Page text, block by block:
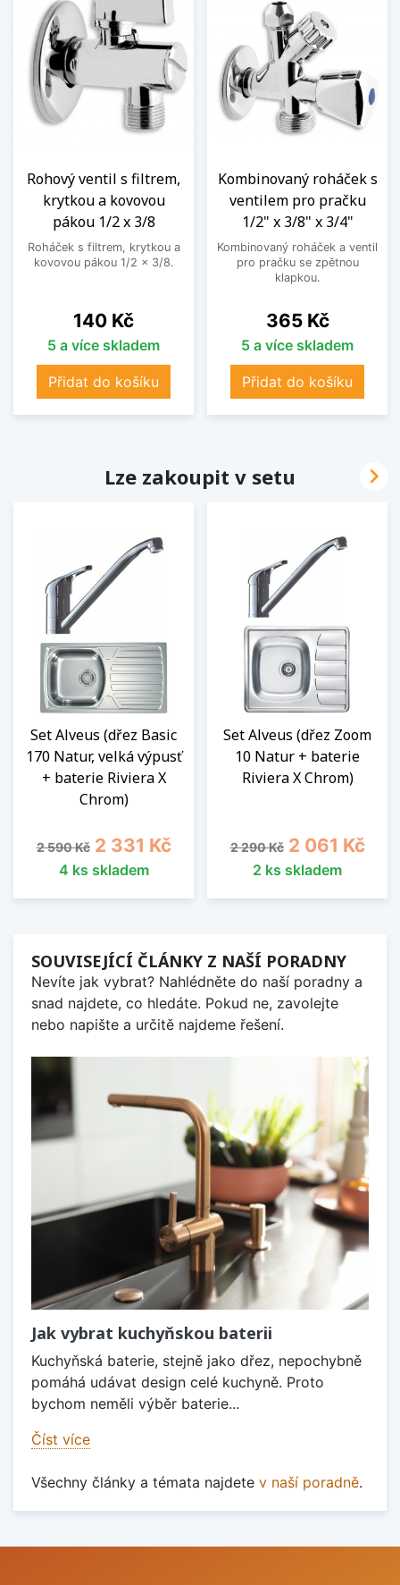
Rohový ventil s filtrem,
krytkou a kovovou
pákou 1/2 x 3/8
Roháček s filtrem, krytkou a
kovovou pákou 1/2 x 3/8.
Cena
140 Kč
5 a více skladem
Přidat do košíku
Kombinovaný roháček s
ventilem pro pračku
1/2" x 3/8" x 3/4"
Kombinovaný roháček a ventil
pro pračku se zpětnou
klapkou.
Cena
365 Kč
5 a více skladem
Přidat do košíku
Lze zakoupit v setu
Set Alveus (dřez Basic
170 Natur, velká výpusť
+ baterie Riviera X
Chrom)
Běžná cena
2 590 Kč Cena
2 331 Kč
4 ks skladem
Set Alveus (dřez Zoom
10 Natur + baterie
Riviera X Chrom)
Běžná cena
2 290 Kč Cena
2 061 Kč
2 ks skladem

SOUVISEJÍCÍ ČLÁNKY Z NAŠÍ PORADNY
Nevíte jak vybrat? Nahlédněte do naší poradny a
snad najdete, co hledáte. Pokud ne, zavolejte
nebo napište a určitě najdeme řešení.
Jak vybrat kuchyňskou baterii
Kuchyňská baterie, stejně jako dřez, nepochybně
pomáhá udávat design celé kuchyně. Proto
bychom neměli výběr baterie...
Číst více
Všechny články a témata najdete v naší poradně.